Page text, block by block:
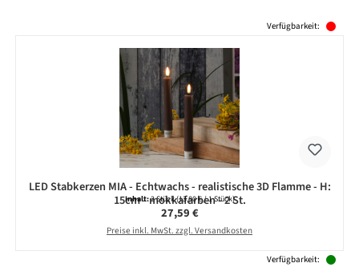
Verfügbarkeit:
LED Stabkerzen MIA - Echtwachs - realistische 3D Flamme - H:
15cm - mokkafarben - 2 St.
Inhalt:2 Stück(13,80 € / 1 Stück)
Regulärer Preis:
27,59 €
Preise inkl. MwSt. zzgl. Versandkosten
Verfügbarkeit: